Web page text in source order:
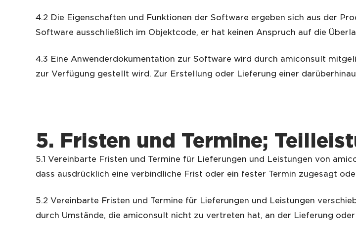
4.2 Die Eigenschaften und Funktionen der Software ergeben sich aus der
Software ausschließlich im Objektcode, er hat keinen Anspruch auf die
4.3 Eine Anwenderdokumentation zur Software wird durch amiconsult
zur Verfügung gestellt wird. Zur Erstellung oder Lieferung einer
5. Fristen und Termine;
5.1 Vereinbarte Fristen und Termine für Lieferungen und Leistungen von
dass ausdrücklich eine verbindliche Frist oder ein fester Termin zugesagt
5.2 Vereinbarte Fristen und Termine für Lieferungen und Leistungen
durch Umstände, die amiconsult nicht zu vertreten hat, an der Lieferung